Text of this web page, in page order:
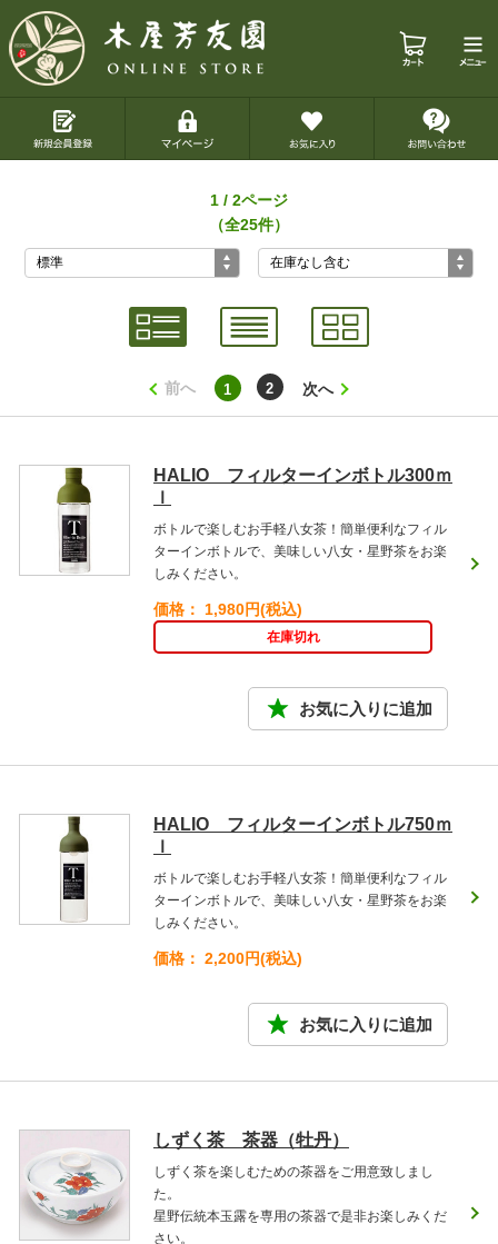
1 / 2ページ
（全25件）
前へ 1 2 次へ
HALIO フィルターインボトル300ｍ
ｌ
ボトルで楽しむお手軽八女茶！簡単便利なフィル
ターインボトルで、美味しい八女・星野茶をお楽
しみください。
価格： 1,980円(税込)
在庫切れ
HALIO フィルターインボトル750ｍ
ｌ
ボトルで楽しむお手軽八女茶！簡単便利なフィル
ターインボトルで、美味しい八女・星野茶をお楽
しみください。
価格： 2,200円(税込)
しずく茶 茶器（牡丹）
しずく茶を楽しむための茶器をご用意致しまし
た。
星野伝統本玉露を専用の茶器で是非お楽しみくだ
さい。